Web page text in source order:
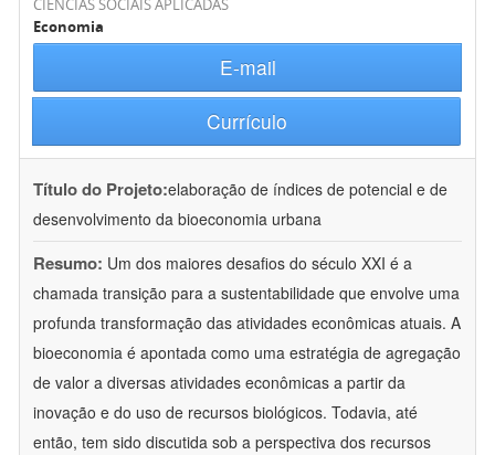
CIÊNCIAS SOCIAIS APLICADAS
Economia
E-mail
Currículo
Título do Projeto:elaboração de índices de potencial e de
desenvolvimento da bioeconomia urbana
Resumo: Um dos maiores desafios do século XXI é a
chamada transição para a sustentabilidade que envolve uma
profunda transformação das atividades econômicas atuais. A
bioeconomia é apontada como uma estratégia de agregação
de valor a diversas atividades econômicas a partir da
inovação e do uso de recursos biológicos. Todavia, até
então, tem sido discutida sob a perspectiva dos recursos